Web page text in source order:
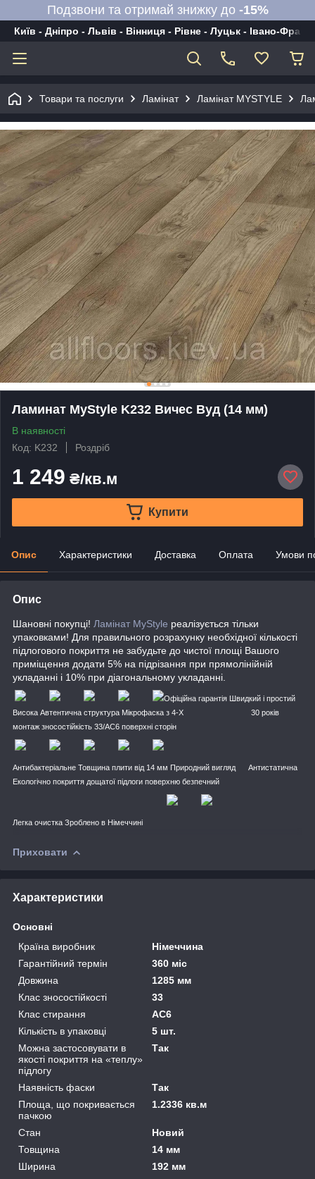
Подзвони та отримай знижку до -15%
Київ - Дніпро - Львів - Вінниця - Рівне - Луцьк - Івано-
Товари та послуги Ламінат Ламінат MYSTYLE
Ламинат MyStyle K232 Вичес Вуд (14 мм)
В наявності
Код: K232
Роздріб
1 249 ₴/кв.м
Купити
Опис Характеристики Доставка Оплата Умови
Опис
Шановні покупці! Ламінат MyStyle реалізується тільки
упаковками! Для правильного розрахунку необхідної кількості
підлогового покриття не забудьте до чистої площі Вашого
приміщення додати 5% на підрізання при прямолінійній
укладанні і 10% при діагональному укладанні.
Офіційна гарантія Швидкий і простий
Висока Автентична структура Мікрофаска з 4-Х
30 років
монтаж зносостійкість 33/АС6 поверхні сторін
Антибактеріальне Товщина плити від 14 мм Природний вигляд
Антистатична
Екологічно покриття дощатої підлоги поверхню безпечний
Легка очистка Зроблено в Німеччині
Приховати
Характеристики
Основні
Країна виробник
Німеччина
Гарантійний термін
360 міс
Довжина
1285 мм
Клас зносостійкості
33
Клас стирання
АС6
Кількість в упаковці
5 шт.
Можна застосовувати в
якості покриття на «теплу»
підлогу
Так
Наявність фаски
Так
Площа, що покривається
пачкою
1.2336 кв.м
Стан
Новий
Товщина
14 мм
Ширина
192 мм